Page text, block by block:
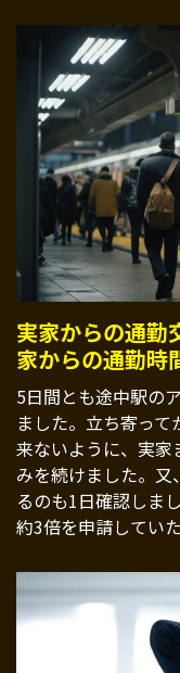
実家からの通勤
家からの通勤時
5日間とも途中駅の
ました。立ち寄っ
来ないように、実
みを続けました。
るのも1日確認しま
約3倍を申請してい